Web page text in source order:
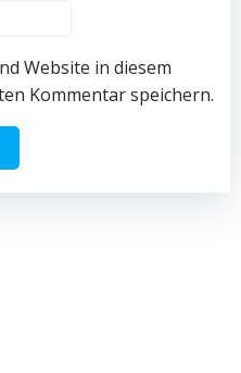
Website in diesem
Kommentar speichern.